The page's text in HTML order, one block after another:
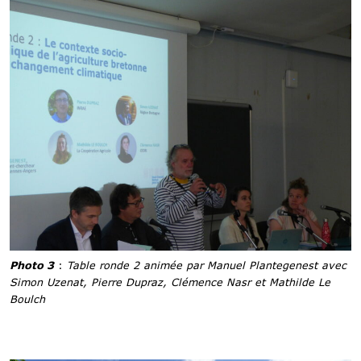
Photo 3: Table ronde 2 animée par Manuel Plantegenest avec
Simon Uzenat, Pierre Dupraz, Clémence Nasr et Mathilde Le
Boulch